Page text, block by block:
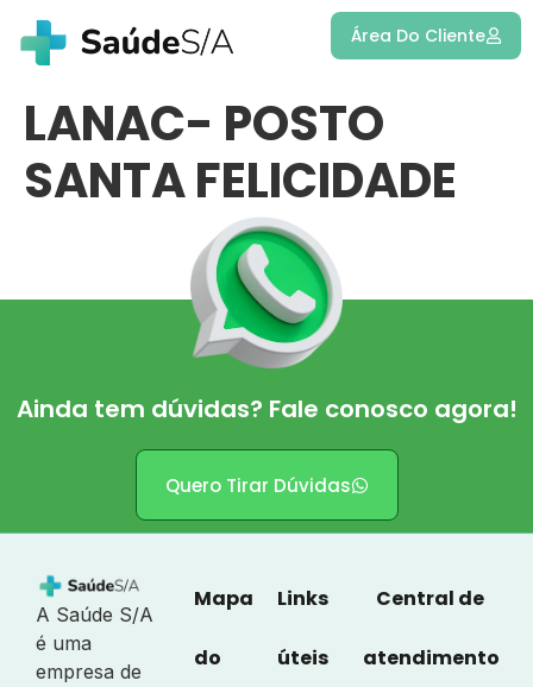
Área Do Cliente
LANAC- POSTO
SANTA FELICIDADE
Ainda tem dúvidas? Fale conosco agora!
Quero Tirar Dúvidas
A Saúde S/A
é uma
empresa de
Mapa
do
Links
úteis
Central de
atendimento